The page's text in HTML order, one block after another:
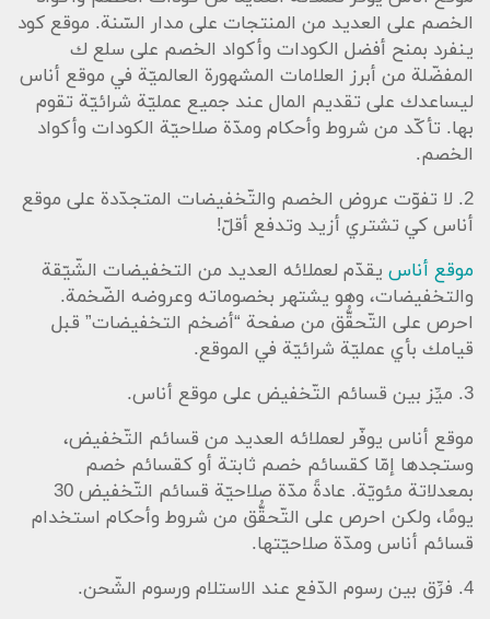
الخصم على العديد من المنتجات على مدار السّنة. موقع كود
ينفرد بمنح أفضل الكودات وأكواد الخصم على سلع ك
المفضّلة من أبرز العلامات المشهورة العالميّة في موقع أناس
ليساعدك على تقديم المال عند جميع عمليّة شرائيّة تقوم
بها. تأكّد من شروط وأحكام ومدّة صلاحيّة الكودات وأكواد
الخصم.
2. لا تفوّت عروض الخصم والتّخفيضات المتجدّدة على موقع
أناس كي تشتري أزيد وتدفع أقلّ!
موقع أناس يقدّم لعملائه العديد من التخفيضات الشّيّقة
والتخفيضات، وهو يشتهر بخصوماته وعروضه الضّخمة.
احرص على التّحقُّق من صفحة “أضخم التخفيضات” قبل
قيامك بأي عمليّة شرائيّة في الموقع.
3. ميِّز بين قسائم التّخفيض على موقع أناس.
موقع أناس يوفّر لعملائه العديد من قسائم التّخفيض،
وستجدها إمّا كقسائم خصم ثابتة أو كقسائم خصم
بمعدلاتة مئويّة. عادةً مدّة صلاحيّة قسائم التّخفيض 30
يومًا، ولكن احرص على التّحقُّق من شروط وأحكام استخدام
قسائم أناس ومدّة صلاحيّتها.
4. فرِّق بين رسوم الدّفع عند الاستلام ورسوم الشّحن.